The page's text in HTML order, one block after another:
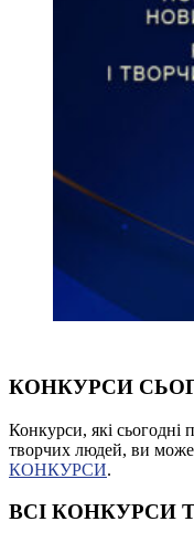
КОНКУРСИ
Конкурси, які сьогодні
творчих людей, ви
КОНКУРСИ.
ВСІ КОНКУРСИ